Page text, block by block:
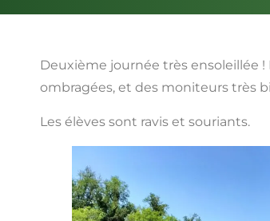
Deuxième journée très ensoleillée
ombragées, et des moniteurs très
Les élèves sont ravis et souriants.